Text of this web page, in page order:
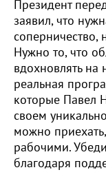
Президент
заявил, что
соперничество,
Нужно то, что
вдохновлять на
реальная
которые Павел
своем
можно
рабочими.
благодаря